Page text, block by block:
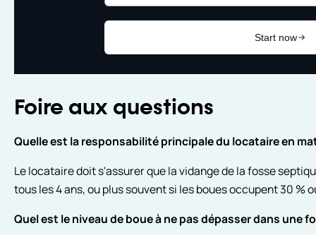
Foire aux questions
Quelle est la responsabilité principale du locataire en
Le locataire doit s'assurer que la vidange de la fosse
tous les 4 ans, ou plus souvent si les boues occupent 30 %
Quel est le niveau de boue à ne pas dépasser dans une